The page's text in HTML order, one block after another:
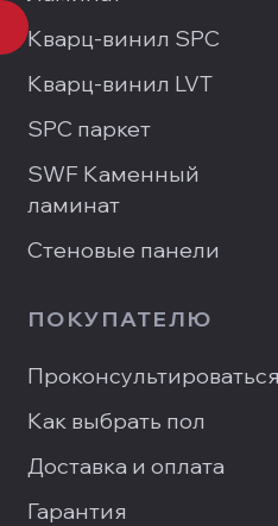
Кварц-винил SPC
Кварц-винил LVT
SPC паркет
SWF Каменный
ламинат
Стеновые панели
ПОКУПАТЕЛЮ
Как выбрать пол
Доставка и оплата
Гарантия